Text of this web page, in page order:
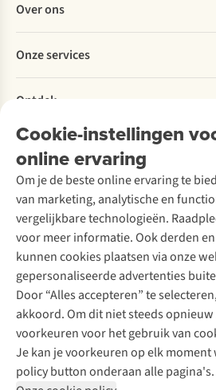
Cookie-instellingen
online ervaring
Om je de beste online ervaring te
van marketing, analytische en
vergelijkbare technologieën.
voor meer informatie. Ook derden
kunnen cookies plaatsen via onze
gepersonaliseerde advertenties
Door “Alles accepteren” te
akkoord. Om dit niet steeds
voorkeuren voor het gebruik van
Je kan je voorkeuren op elk moment
policy button onderaan alle pagina's.
Bestellen
Betalen
Levering
Retourneren
Bestelling herroepen
Garantie
Contact
Over ons
Explore More
Verantwoord ondernemen
Over Ayacucho
Onze winkels
Over A.S.Adventure
Toegankelijkheidsverklaring
Onze services
Ski-onderhoud
Wasservice
Schoenonderhoud
Schoenherstelling
Kledingherstelling
Retouches
Voor bedrijven
Ontdek
A.S.Magazine
Podcast
Explore Academy
Explore Camp
Gear Check
Inspiratie & advies
Meld je aan voor de nieuwsbrief
Follow us
Disclaimer Privacy Policy
Cookie Policy